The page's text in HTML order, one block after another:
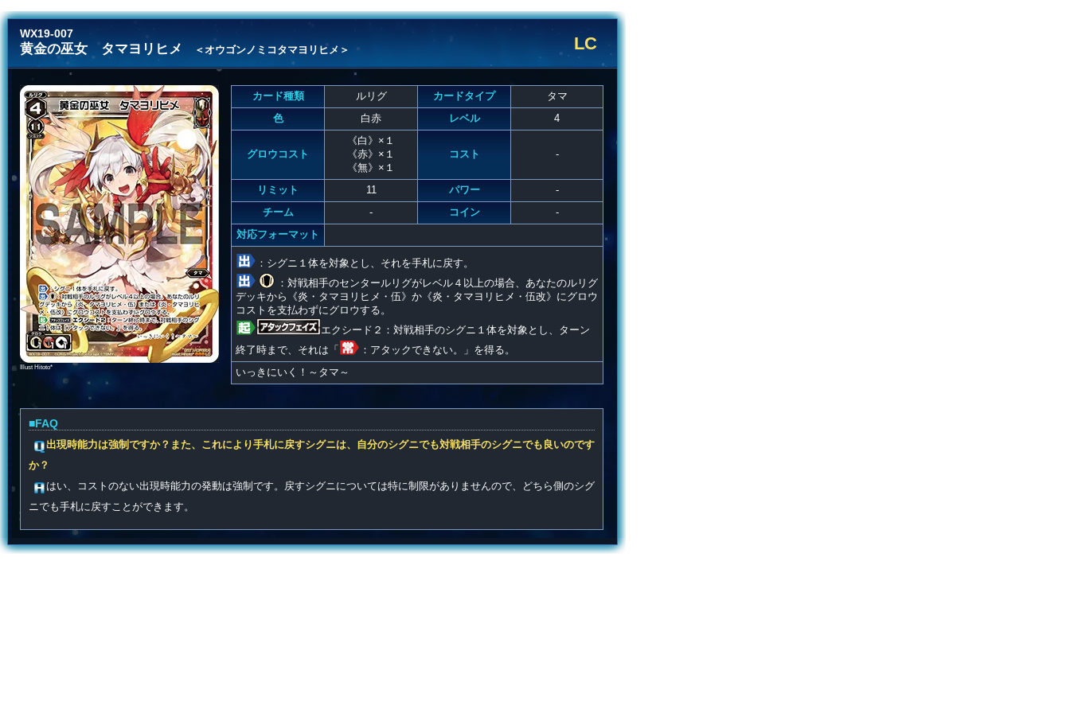
WX19-007
黄金の巫女 タマヨリヒメ ＜オウゴンノミコタマヨリヒメ＞ LC
Illust Hitoto*
カード種類 ルリグ カードタイプ
タマ
色
白赤 レベル 4
グロウコスト
《白》×１
《赤》×１
《無》×１
コスト -
リミット 11 パワー
-
チーム
- コイン
-
対応フォーマット
：シグニ１体を対象とし、それを手札に戻す。
：対戦相手のセンタールリグがレベル４以上の場合、あなたのルリグ
デッキから《炎・タマヨリヒメ・伍》か《炎・タマヨリヒメ・伍改》にグロウ
コストを支払わずにグロウする。
エクシード２：対戦相手のシグニ１体を対象とし、ターン
終了時まで、それは「
：アタックできない。」を得る。
いっきにいく！～タマ～
■FAQ
出現時能力は強制ですか？また、これにより手札に戻すシグニは、自分のシグニでも対戦相手のシグニでも良いのです
か？
はい、コストのない出現時能力の発動は強制です。戻すシグニについては特に制限がありませんので、どちら側のシグ
ニでも手札に戻すことができます。